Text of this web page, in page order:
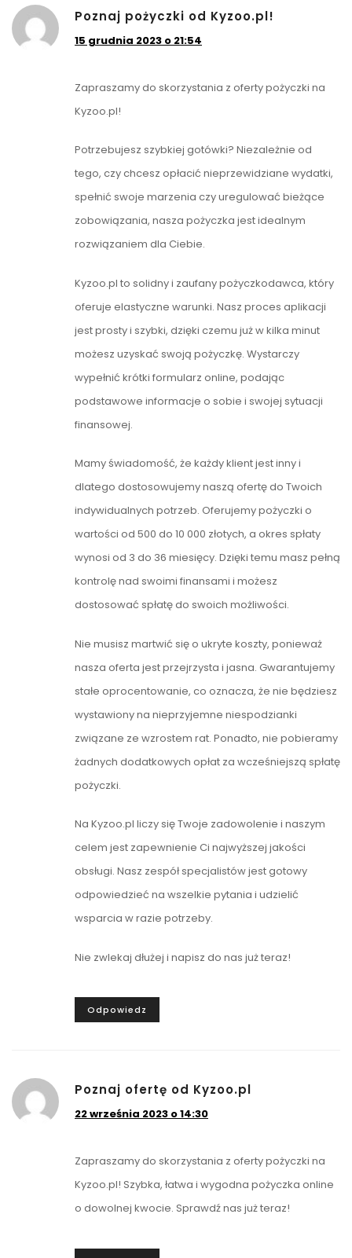
Poznaj pożyczki od Kyzoo.pl!
15 grudnia 2023 o 21:54
Zapraszamy do skorzystania z oferty pożyczki na
Kyzoo.pl!
Potrzebujesz szybkiej gotówki? Niezależnie od
tego, czy chcesz opłacić nieprzewidziane wydatki,
spełnić swoje marzenia czy uregulować bieżące
zobowiązania, nasza pożyczka jest idealnym
rozwiązaniem dla Ciebie.
Kyzoo.pl to solidny i zaufany pożyczkodawca, który
oferuje elastyczne warunki. Nasz proces aplikacji
jest prosty i szybki, dzięki czemu już w kilka minut
możesz uzyskać swoją pożyczkę. Wystarczy
wypełnić krótki formularz online, podając
podstawowe informacje o sobie i swojej sytuacji
finansowej.
Mamy świadomość, że każdy klient jest inny i
dlatego dostosowujemy naszą ofertę do Twoich
indywidualnych potrzeb. Oferujemy pożyczki o
wartości od 500 do 10 000 złotych, a okres spłaty
wynosi od 3 do 36 miesięcy. Dzięki temu masz pełną
kontrolę nad swoimi finansami i możesz
dostosować spłatę do swoich możliwości.
Nie musisz martwić się o ukryte koszty, ponieważ
nasza oferta jest przejrzysta i jasna. Gwarantujemy
stałe oprocentowanie, co oznacza, że nie będziesz
wystawiony na nieprzyjemne niespodzianki
związane ze wzrostem rat. Ponadto, nie pobieramy
żadnych dodatkowych opłat za wcześniejszą spłatę
pożyczki.
Na Kyzoo.pl liczy się Twoje zadowolenie i naszym
celem jest zapewnienie Ci najwyższej jakości
obsługi. Nasz zespół specjalistów jest gotowy
odpowiedzieć na wszelkie pytania i udzielić
wsparcia w razie potrzeby.
Nie zwlekaj dłużej i napisz do nas już teraz!
Odpowiedz
Poznaj ofertę od Kyzoo.pl
22 września 2023 o 14:30
Zapraszamy do skorzystania z oferty pożyczki na
Kyzoo.pl! Szybka, łatwa i wygodna pożyczka online
o dowolnej kwocie. Sprawdź nas już teraz!